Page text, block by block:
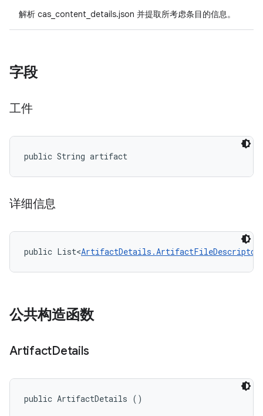
解析 cas_content_details.json 并提取所考虑条目的信息。
字段
工件
public String artifact
详细信息
public List<ArtifactDetails.ArtifactFileDescriptor
公共构造函数
ArtifactDetails
public ArtifactDetails ()